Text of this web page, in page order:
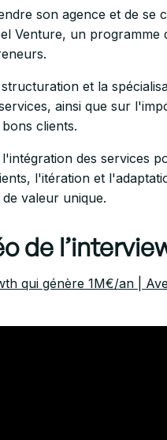
son agence et de se
Venture, un programme
et la
ainsi que sur
clients.
des services
l'itération et
valeur unique.
de
qui génère 1M€/an |